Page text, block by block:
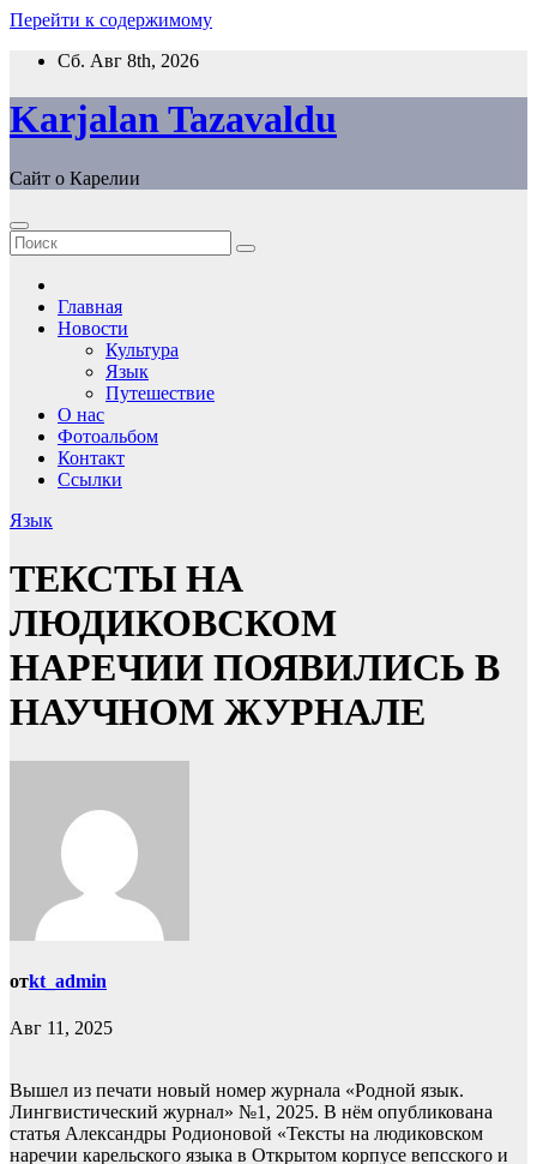
Перейти к содержимому
Сб. Авг 8th, 2026
Karjalan Tazavaldu
Сайт о Карелии
Главная
Новости
Культура
Язык
Путешествие
О нас
Фотоальбом
Контакт
Ссылки
Язык
ТЕКСТЫ НА
ЛЮДИКОВСКОМ
НАРЕЧИИ ПОЯВИЛИСЬ В
НАУЧНОМ ЖУРНАЛЕ
отkt_admin
Авг 11, 2025
Вышел из печати новый номер журнала «Родной язык.
Лингвистический журнал» №1, 2025. В нём опубликована
статья Александры Родионовой «Тексты на людиковском
наречии карельского языка в Открытом корпусе вепсского и